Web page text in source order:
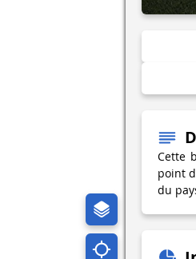
Cette
point
du